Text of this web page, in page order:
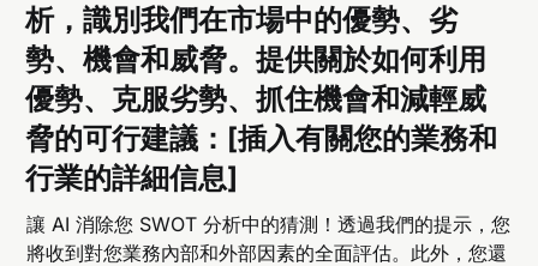
析，識別我們在市場中的優勢、劣
勢、機會和威脅。提供關於如何利用
優勢、克服劣勢、抓住機會和減輕威
脅的可行建議：[插入有關您的業務和
行業的詳細信息]
讓 AI 消除您 SWOT 分析中的猜測！透過我們的提示，您
將收到對您業務內部和外部因素的全面評估。此外，您還